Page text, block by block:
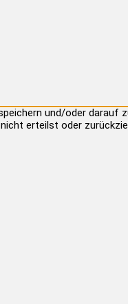
und/oder
erteilst oder